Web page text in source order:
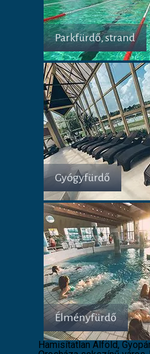
Parkfürdő, strand
Gyógyfürdő
Élményfürdő
Hamisítatlan Alföld,